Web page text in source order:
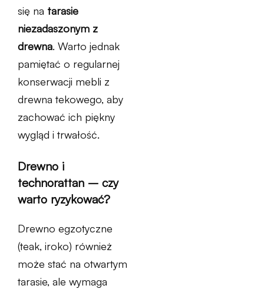
się na tarasie
niezadaszonym z
drewna. Warto jednak
pamiętać o regularnej
konserwacji mebli z
drewna tekowego, aby
zachować ich piękny
wygląd i trwałość.
Drewno i
technorattan – czy
warto ryzykować?
Drewno egzotyczne
(teak, iroko) również
może stać na otwartym
tarasie, ale wymaga